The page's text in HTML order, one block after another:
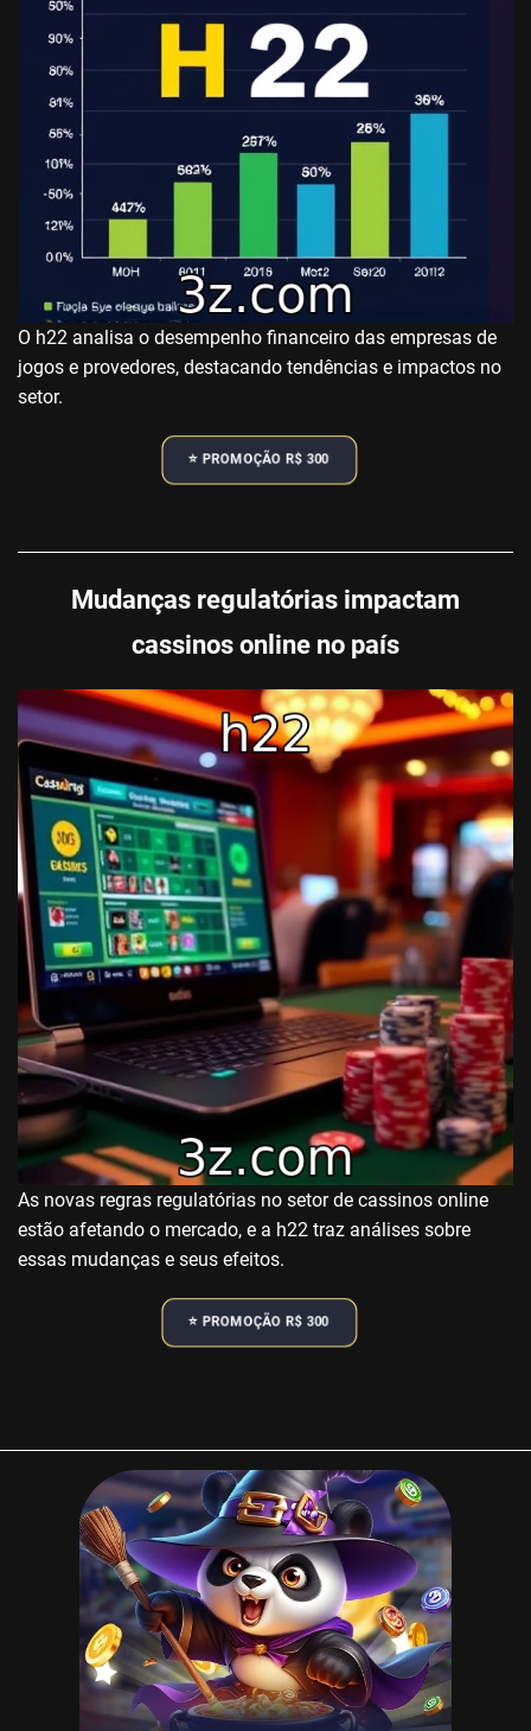
O h22 analisa o desempenho financeiro das empresas de
jogos e provedores, destacando tendências e impactos no
setor.
⭐️ PROMOÇÃO R$ 300
Mudanças regulatórias impactam
cassinos online no país
As novas regras regulatórias no setor de cassinos online
estão afetando o mercado, e a h22 traz análises sobre
essas mudanças e seus efeitos.
⭐️ PROMOÇÃO R$ 300